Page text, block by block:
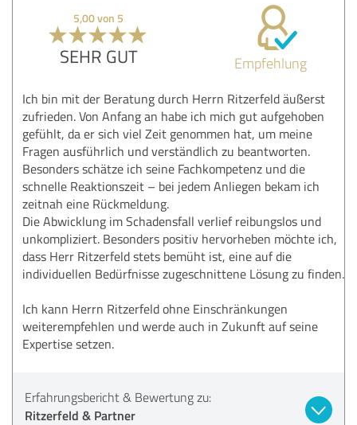
5,00 von 5
SEHR GUT Empfehlung
Ich bin mit der Beratung durch Herrn Ritzerfeld äußerst
zufrieden. Von Anfang an habe ich mich gut aufgehoben
gefühlt, da er sich viel Zeit genommen hat, um meine
Fragen ausführlich und verständlich zu beantworten.
Besonders schätze ich seine Fachkompetenz und die
schnelle Reaktionszeit – bei jedem Anliegen bekam ich
zeitnah eine Rückmeldung.
Die Abwicklung im Schadensfall verlief reibungslos und
unkompliziert. Besonders positiv hervorheben möchte ich,
dass Herr Ritzerfeld stets bemüht ist, eine auf die
individuellen Bedürfnisse zugeschnittene Lösung zu finden.
Ich kann Herrn Ritzerfeld ohne Einschränkungen
weiterempfehlen und werde auch in Zukunft auf seine
Expertise setzen.
Erfahrungsbericht & Bewertung zu:
Ritzerfeld & Partner